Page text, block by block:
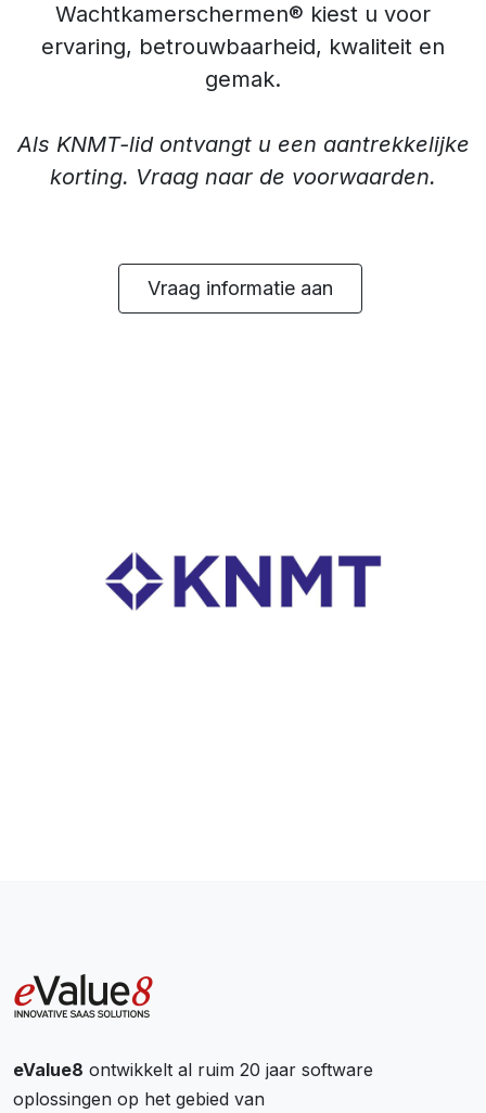
Wachtkamerschermen® kiest u voor
ervaring, betrouwbaarheid, kwaliteit en
gemak.
Als KNMT-lid ontvangt u een aantrekkelijke
korting. Vraag naar de voorwaarden.
Vraag informatie aan
eValue8 ontwikkelt al ruim 20 jaar software
oplossingen op het gebied van